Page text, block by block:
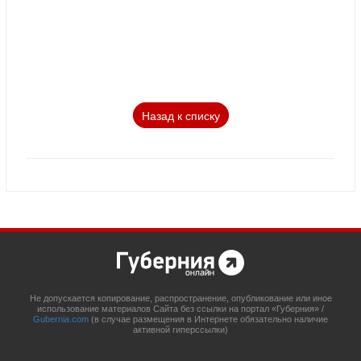
Назад к списку
Не допускается копирование, распространение, опубликование или иное
использование материалов Сайта без ссылки на портал «Губерния» /
Gubernia.com (в случае размещения в Интернете обязательно наличие
активной гиперссылки)